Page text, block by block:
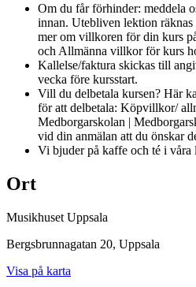
Om du får förhinder: meddela
innan. Utebliven lektion
mer om villkoren för din kurs
och Allmänna villkor för kurs
Kallelse/faktura skickas till
vecka före kursstart.
Vill du delbetala kursen? Här
för att delbetala: Köpvillkor/
Medborgarskolan |
vid din anmälan att du önskar
Vi bjuder på kaffe och té i våra
Ort
Musikhuset Uppsala
Bergsbrunnagatan 20, Uppsala
Visa på karta